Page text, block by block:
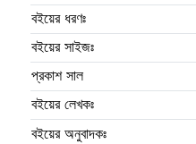
বইয়ের ধরণঃ
বইয়ের সাইজঃ
প্রকাশ সাল
বইয়ের লেখকঃ
বইয়ের অনুবাদকঃ